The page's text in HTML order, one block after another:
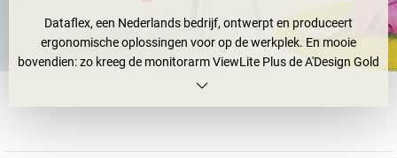
Dataflex, een Nederlands bedrijf, ontwerpt en produceert
ergonomische oplossingen voor op de werkplek. En mooie
bovendien: zo kreeg de monitorarm ViewLite Plus de A'Design Gold
Award toegekend voor de constructie en het technisch ontwerp.